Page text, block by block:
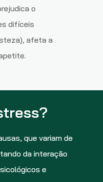
o
difíceis
afeta a
que variam de
da interação
e